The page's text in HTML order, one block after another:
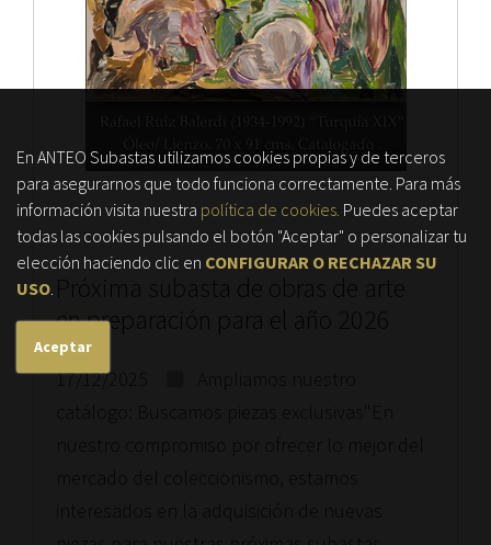
en preparación para el año 2026
17/12/2025
En ANTEO Subastas utilizamos cookies propias y de terceros
para asegurarnos que todo funciona correctamente. Para más
información visita nuestra política de cookies. Puedes aceptar
todas las cookies pulsando el botón "Aceptar" o personalizar tu
elección haciendo clic en CONFIGURAR O RECHAZAR SU
USO.
Aceptar